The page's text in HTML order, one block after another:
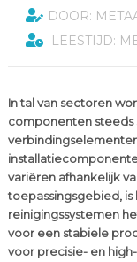
DOOR:
LEESTIJD:
In tal van sectoren
componenten steeds
variëren afhankelijk
toepassingsgebied,
reinigingssystemen
voor een stabiele
voor precisie- en